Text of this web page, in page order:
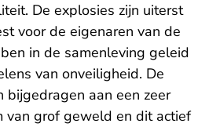
De explosies zijn uiterst
voor de eigenaren van de
in de samenleving geleid
van onveiligheid. De
bijgedragen aan een zeer
van grof geweld en dit actief